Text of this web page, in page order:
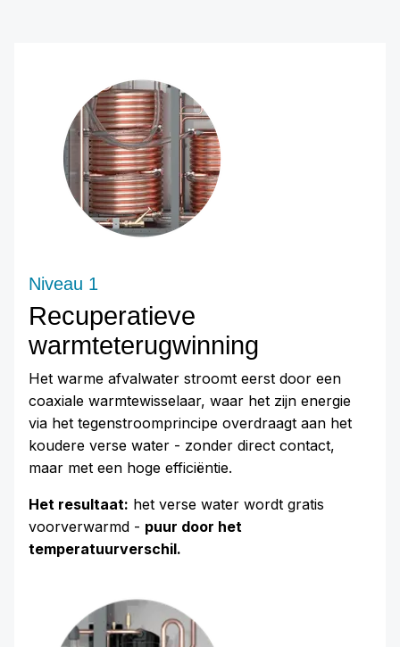
Recuperatieve
warmteterugwinning
Niveau 1
Het warme afvalwater stroomt eerst door een
coaxiale warmtewisselaar, waar het zijn energie
via het tegenstroomprincipe overdraagt aan het
koudere verse water - zonder direct contact,
maar met een hoge efficiëntie.
Het resultaat: het verse water wordt gratis
voorverwarmd - puur door het
temperatuurverschil.